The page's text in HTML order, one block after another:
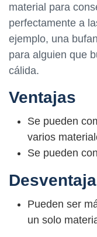
material para
perfectamente a
ejemplo, una
para alguien que
cálida.
Ventajas
Se pueden
varios
Se pueden
Pueden ser
un solo